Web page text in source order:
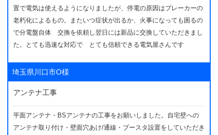
置で電気は使えるようになりましたが、停電の原因はブレーカーの
老朽化によるもの。またいつ症状が出るか、火事になっても困るの
で分電盤自体 交換を依頼し翌日には新品に交換していただきまし
た。とても迅速な対応で とても信頼できる電気屋さんです
埼玉県川口市O様
アンテナ工事
平面アンテナ・BSアンテナの工事をお願いしました。自宅壁への
アンテナ取り付け・壁面穴あけ/通線・ブースタ設置をしていただき